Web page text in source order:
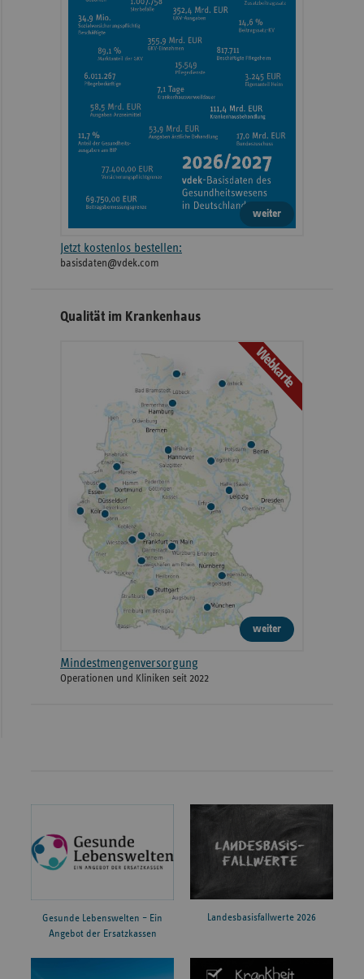
weiter
Jetzt kostenlos bestellen:
basisdaten@vdek.com
Qualität im Krankenhaus
Webkarte
weiter
Mindestmengenversorgung
Operationen und Kliniken seit 2022
Gesunde Lebenswelten – Ein
Angebot der Ersatzkassen
Landesbasisfallwerte 2026